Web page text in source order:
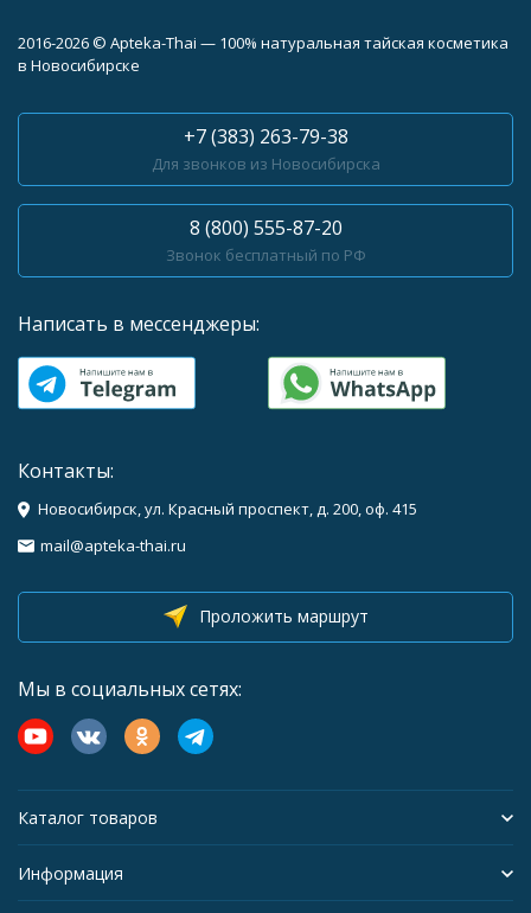
2016-2026 © Apteka-Thai — 100% натуральная тайская косметика
в Новосибирске
+7 (383) 263-79-38
Для звонков из Новосибирска
8 (800) 555-87-20
Звонок бесплатный по РФ
Написать в мессенджеры:
Контакты:
Новосибирск, ул. Красный проспект, д. 200, оф. 415
mail@apteka-thai.ru
Проложить маршрут
Мы в социальных сетях:
Каталог товаров
Информация